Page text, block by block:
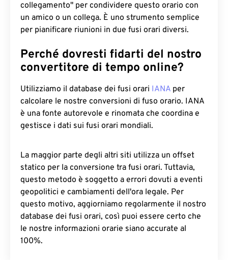
collegamento" per condividere questo orario con
un amico o un collega. È uno strumento semplice
per pianificare riunioni in due fusi orari diversi.
Perché dovresti fidarti del nostro
convertitore di tempo online?
Utilizziamo il database dei fusi orari IANA per
calcolare le nostre conversioni di fuso orario. IANA
è una fonte autorevole e rinomata che coordina e
gestisce i dati sui fusi orari mondiali.
La maggior parte degli altri siti utilizza un offset
statico per la conversione tra fusi orari. Tuttavia,
questo metodo è soggetto a errori dovuti a eventi
geopolitici e cambiamenti dell'ora legale. Per
questo motivo, aggiorniamo regolarmente il nostro
database dei fusi orari, così puoi essere certo che
le nostre informazioni orarie siano accurate al
100%.